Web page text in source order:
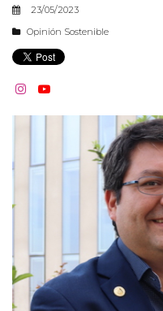
23/05/2023
Opinión Sostenible
 